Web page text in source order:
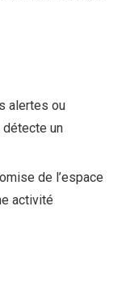
alertes ou
détecte un
de l’espace
activité